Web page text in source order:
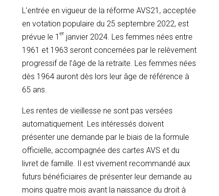
L’entrée en vigueur de la réforme AVS21, acceptée
en votation populaire du 25 septembre 2022, est
prévue le 1 er janvier 2024. Les femmes nées entre
1961 et 1963 seront concernées par le relèvement
progressif de l’âge de la retraite. Les femmes nées
dès 1964 auront dès lors leur âge de référence à
65 ans.
Les rentes de vieillesse ne sont pas versées
automatiquement. Les intéressés doivent
présenter une demande par le biais de la formule
officielle, accompagnée des cartes AVS et du
livret de famille. Il est vivement recommandé aux
futurs bénéficiaires de présenter leur demande au
moins quatre mois avant la naissance du droit à